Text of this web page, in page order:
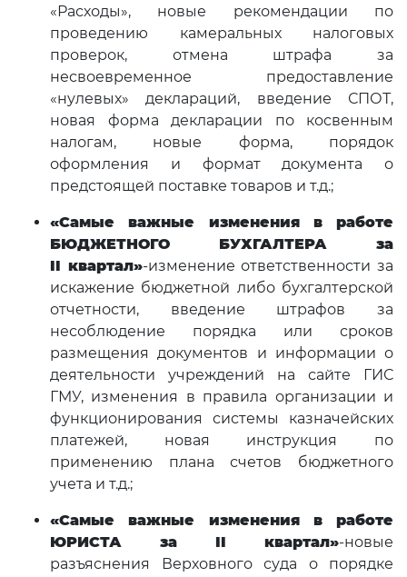
«Расходы», новые рекомендации по
проведению камеральных налоговых
проверок, отмена штрафа за
несвоевременное предоставление
«нулевых» деклараций, введение СПОТ,
новая форма декларации по косвенным
налогам, новые форма, порядок
оформления и формат документа о
предстоящей поставке товаров и т.д.;
«Самые важные изменения в работе
БЮДЖЕТНОГО БУХГАЛТЕРА за
II квартал»-изменение ответственности за
искажение бюджетной либо бухгалтерской
отчетности, введение штрафов за
несоблюдение порядка или сроков
размещения документов и информации о
деятельности учреждений на сайте ГИС
ГМУ, изменения в правила организации и
функционирования системы казначейских
платежей, новая инструкция по
применению плана счетов бюджетного
учета и т.д.;
«Самые важные изменения в работе
ЮРИСТА за II квартал»-новые
разъяснения Верховного суда о порядке